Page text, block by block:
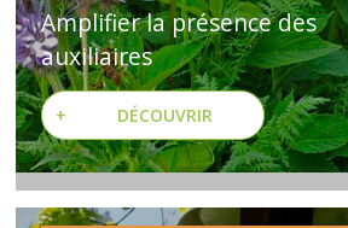
Amplifier la présence des
auxiliaires
+ DÉCOUVRIR